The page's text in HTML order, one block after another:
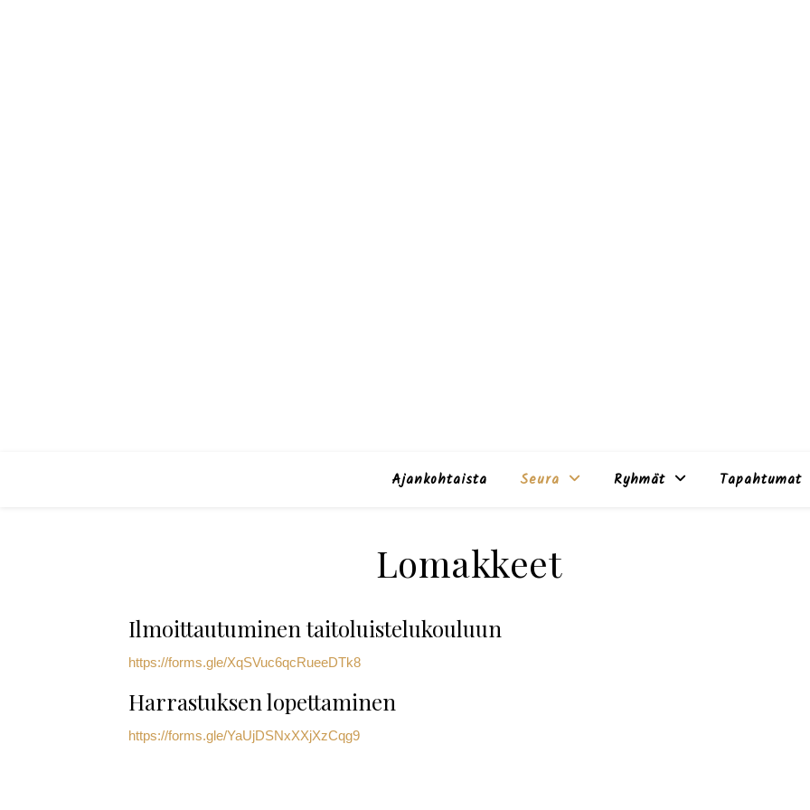
Ajankohtaista Seura Ryhmät Tapahtumat
Lomakkeet
Ilmoittautuminen taitoluistelukouluun
https://forms.gle/XqSVuc6qcRueeDTk8
Harrastuksen lopettaminen
https://forms.gle/YaUjDSNxXXjXzCqg9